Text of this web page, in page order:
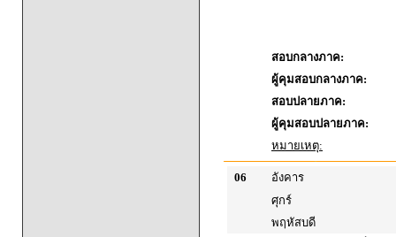
สอบกลางภาค:
ผู้คุมสอบกลางภาค:
สอบปลายภาค:
ผู้คุมสอบปลายภาค:
หมายเหตุ:
06
อังคาร
ศุกร์
พฤหัสบดี